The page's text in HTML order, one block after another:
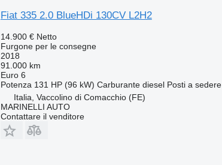
Fiat 335 2.0 BlueHDi 130CV L2H2
14.900 € Netto
Furgone per le consegne
2018
91.000 km
Euro 6
Potenza 131 HP (96 kW) Carburante diesel Posti a sedere
Italia, Vaccolino di Comacchio (FE)
MARINELLI AUTO
Contattare il venditore